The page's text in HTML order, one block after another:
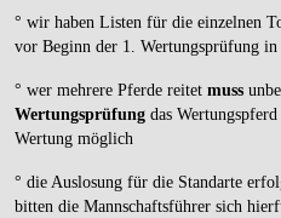
° wir haben Listen für die einzelnen
vor Beginn der 1. Wertungsprüfung in
° wer mehrere Pferde reitet muss
Wertungsprüfung das
Wertung möglich
° die Auslosung für die Standarte
bitten die Mannschaftsführer sich